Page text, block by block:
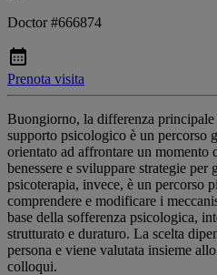
Doctor #666874
Prenota visita
Buongiorno, la differenza
supporto psicologico è un percorso
orientato ad affrontare un
benessere e sviluppare strategie
psicoterapia, invece, è un percorso
comprendere e modificare i
base della sofferenza psicologica,
strutturato e duraturo. La scelta
persona e viene valutata insieme
colloqui.